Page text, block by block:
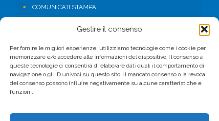
Gestire il consenso
Per fornire le migliori esperienze, utilizziamo tecnologie come i cookie per
memorizzare e/o accedere alle informazioni del dispositivo. Il consenso a
queste tecnologie ci consentirà di elaborare dati quali il comportamento di
navigazione o gli ID univoci su questo sito. Il mancato consenso o la revoca
del consenso possono influire negativamente su alcune caratteristiche e
funzioni.
COMUNICATI STAMPA
AREA RISERVATA
FACEBOOK